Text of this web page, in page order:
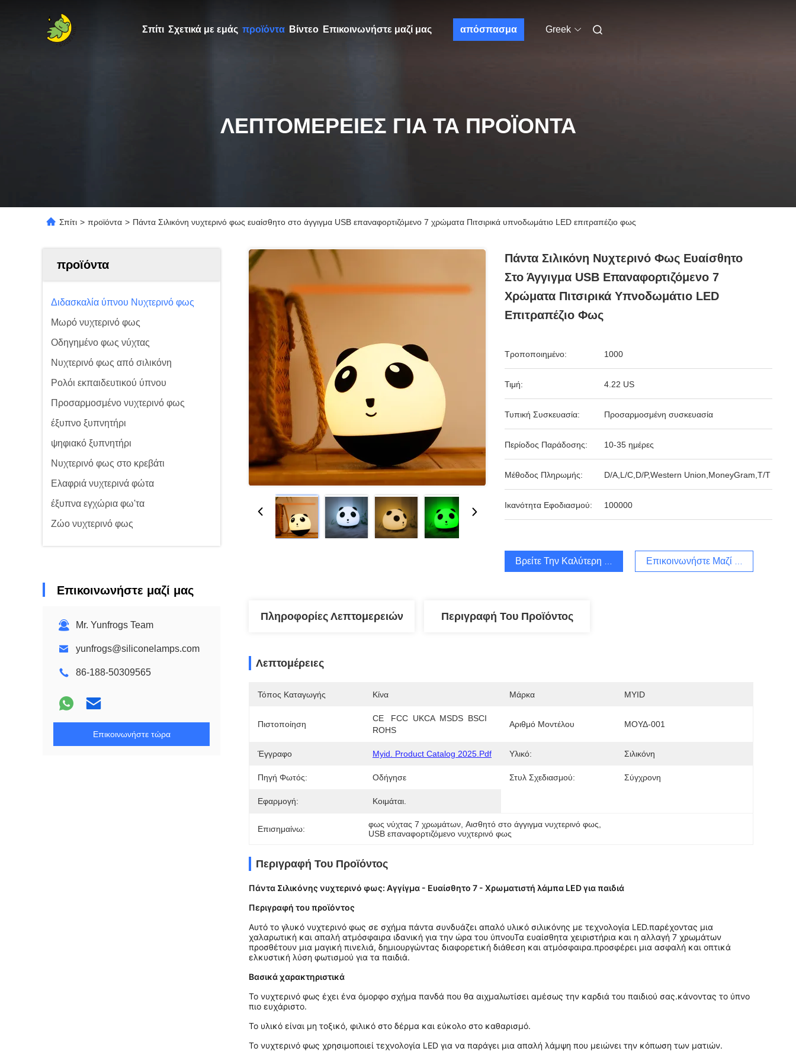
Σπίτι Σχετικά με εμάς προϊόντα Βίντεο Επικοινωνήστε μαζί μας απόσπασμα Greek
ΛΕΠΤΟΜΈΡΕΙΕΣ ΓΙΑ ΤΑ ΠΡΟΪΌΝΤΑ
Σπίτι > προϊόντα > Πάντα Σιλικόνη νυχτερινό φως ευαίσθητο στο άγγιγμα USB επαναφορτιζόμενο 7 χρώματα Πιτσιρικά υπνοδωμάτιο LED επιτραπέζιο φως
προϊόντα
Διδασκαλία ύπνου Νυχτερινό φως
Μωρό νυχτερινό φως
Οδηγημένο φως νύχτας
Νυχτερινό φως από σιλικόνη
Ρολόι εκπαιδευτικού ύπνου
Προσαρμοσμένο νυχτερινό φως
έξυπνο ξυπνητήρι
ψηφιακό ξυπνητήρι
Νυχτερινό φως στο κρεβάτι
Ελαφριά νυχτερινά φώτα
έξυπνα εγχώρια φω'τα
Ζώο νυχτερινό φως
Επικοινωνήστε μαζί μας
Mr. Yunfrogs Team
yunfrogs@siliconelamps.com
86-188-50309565
Επικοινωνήστε τώρα
Πάντα Σιλικόνη Νυχτερινό Φως Ευαίσθητο
Στο Άγγιγμα USB Επαναφορτιζόμενο 7
Χρώματα Πιτσιρικά Υπνοδωμάτιο LED
Επιτραπέζιο Φως
Τροποποιημένο: 1000
Τιμή: 4.22 US
Τυπική Συσκευασία: Προσαρμοσμένη συσκευασία
Περίοδος Παράδοσης: 10-35 ημέρες
Μέθοδος Πληρωμής: D/A,L/C,D/P,Western Union,MoneyGram,T/T
Ικανότητα Εφοδιασμού: 100000
Βρείτε Την Καλύτερη Τιμή Επικοινωνήστε Μαζί Μας
Πληροφορίες Λεπτομερειών Περιγραφή Του Προϊόντος
Λεπτομέρειες
Τόπος Καταγωγής Κίνα Μάρκα MYID
Πιστοποίηση
CE   FCC  UKCA  MSDS  BSCI
ROHS
Αριθμό Μοντέλου ΜΟΥΔ-001
Έγγραφο Myid. Product Catalog 2025.pdf Υλικό: Σιλικόνη
Πηγή Φωτός: Οδήγησε Στυλ Σχεδιασμού: Σύγχρονη
Εφαρμογή: Κοιμάται.
Επισημαίνω: φως νύχτας 7 χρωμάτων , Αισθητό στο άγγιγμα νυχτερινό φως
USB επαναφορτιζόμενο νυχτερινό φως
Περιγραφή Του Προϊόντος
Πάντα Σιλικόνης νυχτερινό φως: Αγγίγμα - Ευαίσθητο 7 - Χρωματιστή λάμπα LED για παιδιά
Περιγραφή του προϊόντος
Αυτό το γλυκό νυχτερινό φως σε σχήμα πάντα συνδυάζει απαλό υλικό σιλικόνης με τεχνολογία LED.παρέχοντας μια
χαλαρωτική και απαλή ατμόσφαιρα ιδανική για την ώρα του ύπνουΤα ευαίσθητα χειριστήρια και η αλλαγή 7 χρωμάτων
προσθέτουν μια μαγική πινελιά, δημιουργώντας διαφορετική διάθεση και ατμόσφαιρα.προσφέρει μια ασφαλή και οπτικά
ελκυστική λύση φωτισμού για τα παιδιά.
Βασικά χαρακτηριστικά
Το νυχτερινό φως έχει ένα όμορφο σχήμα πανδά που θα αιχμαλωτίσει αμέσως την καρδιά του παιδιού σας.κάνοντας το ύπνο
πιο ευχάριστο.
Το υλικό είναι μη τοξικό, φιλικό στο δέρμα και εύκολο στο καθαρισμό.
Το νυχτερινό φως χρησιμοποιεί τεχνολογία LED για να παράγει μια απαλή λάμψη που μειώνει την κόπωση των ματιών.